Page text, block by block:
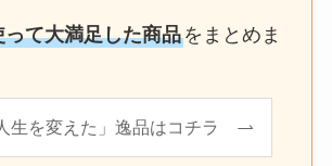
定タイムセール
はすぐ売り切れ/最大8時間で終了）
情報
て大満足した商品をまとめま
生を変えた」逸品はコチラ